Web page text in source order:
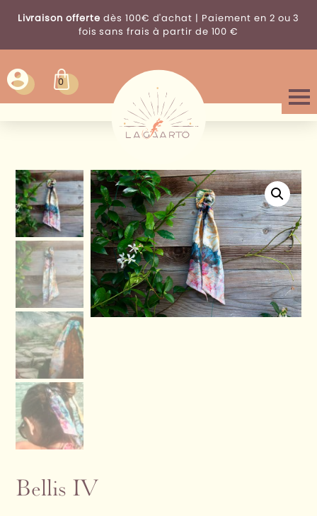
Livraison offerte dès 100€ d'achat | Paiement en 2 ou 3
fois sans frais à partir de 100 €
0
Bellis IV